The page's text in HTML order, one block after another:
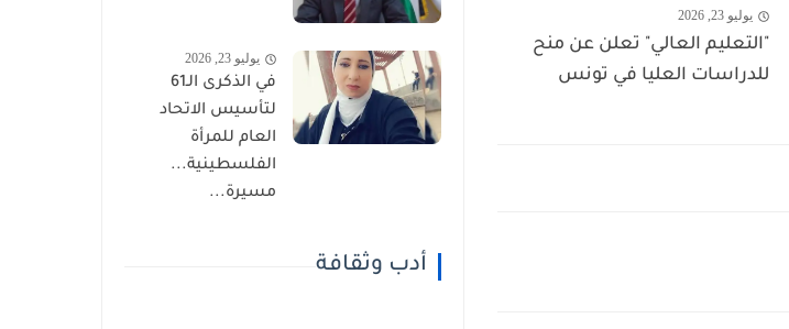
يوليو 23, 2026
"التعليم العالي" تعلن عن منح
للدراسات العليا في تونس
يوليو 23, 2026
في الذكرى الـ61
لتأسيس الاتحاد
العام للمرأة
الفلسطينية...
مسيرة...
أدب وثقافة